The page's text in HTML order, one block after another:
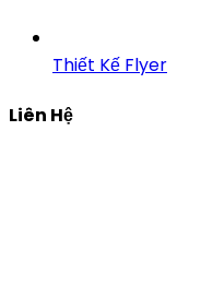
Thiết Kế Flyer
Liên Hệ